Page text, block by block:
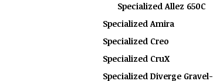
Specialized Allez 650C
Specialized Amira
Specialized Creo
Specialized CruX
Specialized Diverge Gravel-